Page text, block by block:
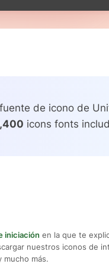
de icono de
icons fonts
iniciación en la que te
nuestros iconos de
mucho más.